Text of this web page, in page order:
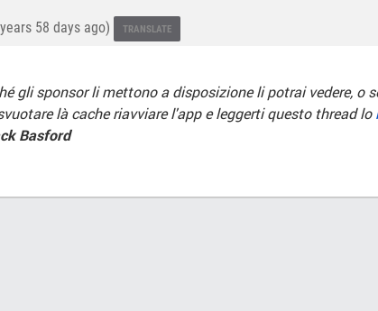
58 days ago) TRANSLATE
gli sponsor li mettono a disposizione li potrai vedere, o
là cache riavviare l'app e leggerti questo thread lo
Basford